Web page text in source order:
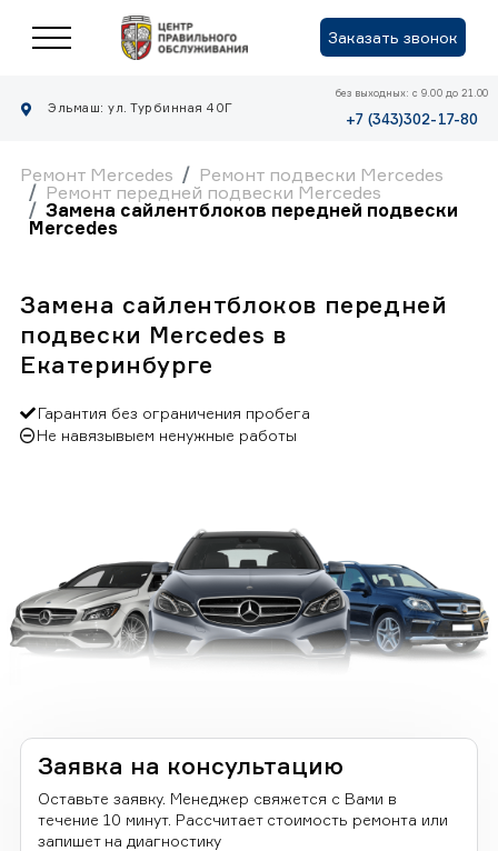
Заказать звонок
Эльмаш: ул. Турбинная 40Г
без выходных: с 9.00 до 21.00
+7 (343)302-17-80
Ремонт Mercedes
Ремонт подвески Mercedes
Ремонт передней подвески Mercedes
Замена сайлентблоков передней подвески
Mercedes
Замена сайлентблоков передней
подвески Mercedes в
Екатеринбурге
Гарантия без ограничения пробега
Не навязывыем ненужные работы
Заявка на консультацию
Оставьте заявку. Менеджер свяжется с Вами в
течение 10 минут. Рассчитает стоимость ремонта или
запишет на диагностику